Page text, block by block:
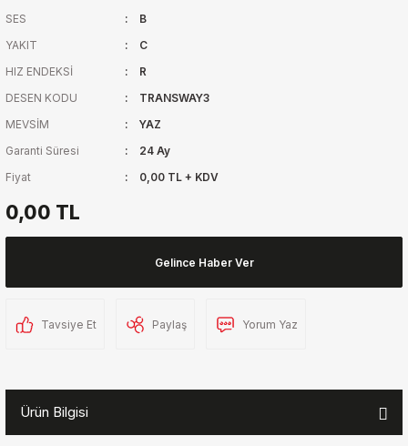
SES
B
YAKIT
C
HIZ ENDEKSİ
R
DESEN KODU
TRANSWAY3
MEVSİM
YAZ
Garanti Süresi
24 Ay
Fiyat
0,00 TL + KDV
0,00 TL
Gelince Haber Ver
Tavsiye Et Paylaş Yorum Yaz
Ürün Bilgisi